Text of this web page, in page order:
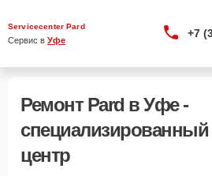
Servicecenter Pard
Сервис в Уфе
+7
Ремонт Pard в Уфе -
центр